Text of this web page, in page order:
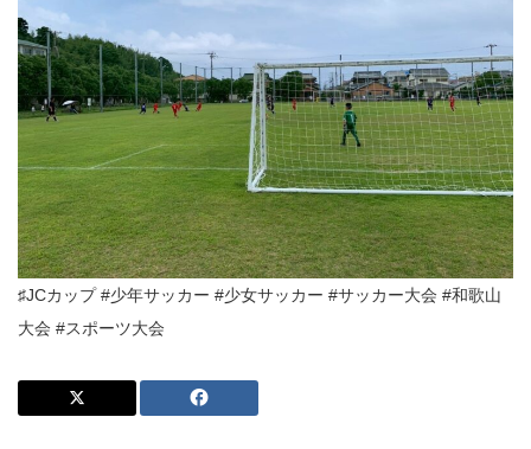
♯JCカップ #少年サッカー #少女サッカー #サッカー大会 #和歌山
大会 #スポーツ大会